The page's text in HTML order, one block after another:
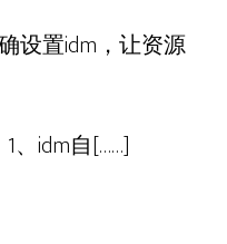
设置idm，让资源
、idm自[……]